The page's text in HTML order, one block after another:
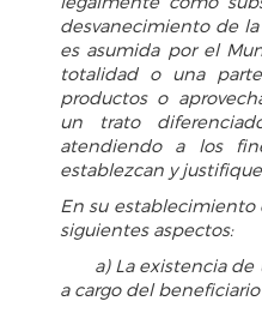
desvanecimiento de
es asumida por el
totalidad o una
productos o
un trato
atendiendo a los
establezcan y
En su establecimiento
siguientes aspectos:
a) La existencia de
a cargo del